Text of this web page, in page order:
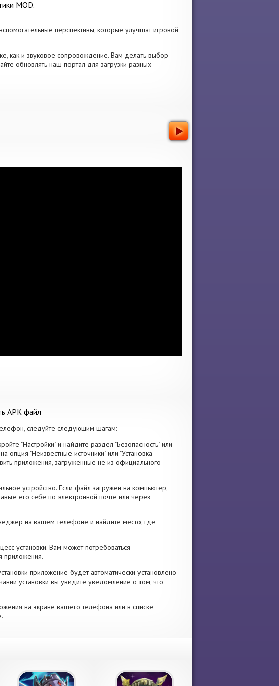
MOD.
перспективы, которые улучшат игровой
как и звуковое сопровождение. Вам делать выбор -
обновлять наш портал для загрузки разных
APK файл
следуйте следующим шагам:
"Настройки" и найдите раздел "Безопасность" или
опция "Неизвестные источники" или "Установка
приложения, загруженные не из официального
устройство. Если файл загружен на компьютер,
его себе по электронной почте или через
на вашем телефоне и найдите место, где
установки. Вам может потребоваться
приложения.
приложение будет автоматически установлено
установки вы увидите уведомление о том, что
на экране вашего телефона или в списке